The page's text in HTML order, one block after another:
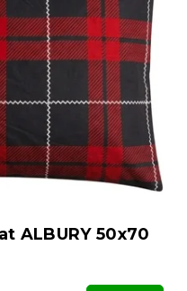
ALBURY 50x70